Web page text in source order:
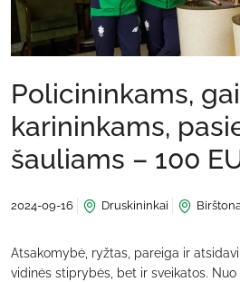
Policininkams,
karininkams,
šauliams – 100
2024-09-16 Druskininkai
Atsakomybė, ryžtas, pareiga ir
vidinės stiprybės, bet ir sveikatos. Nuo